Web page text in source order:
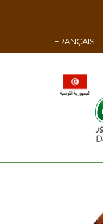
FRANÇAIS